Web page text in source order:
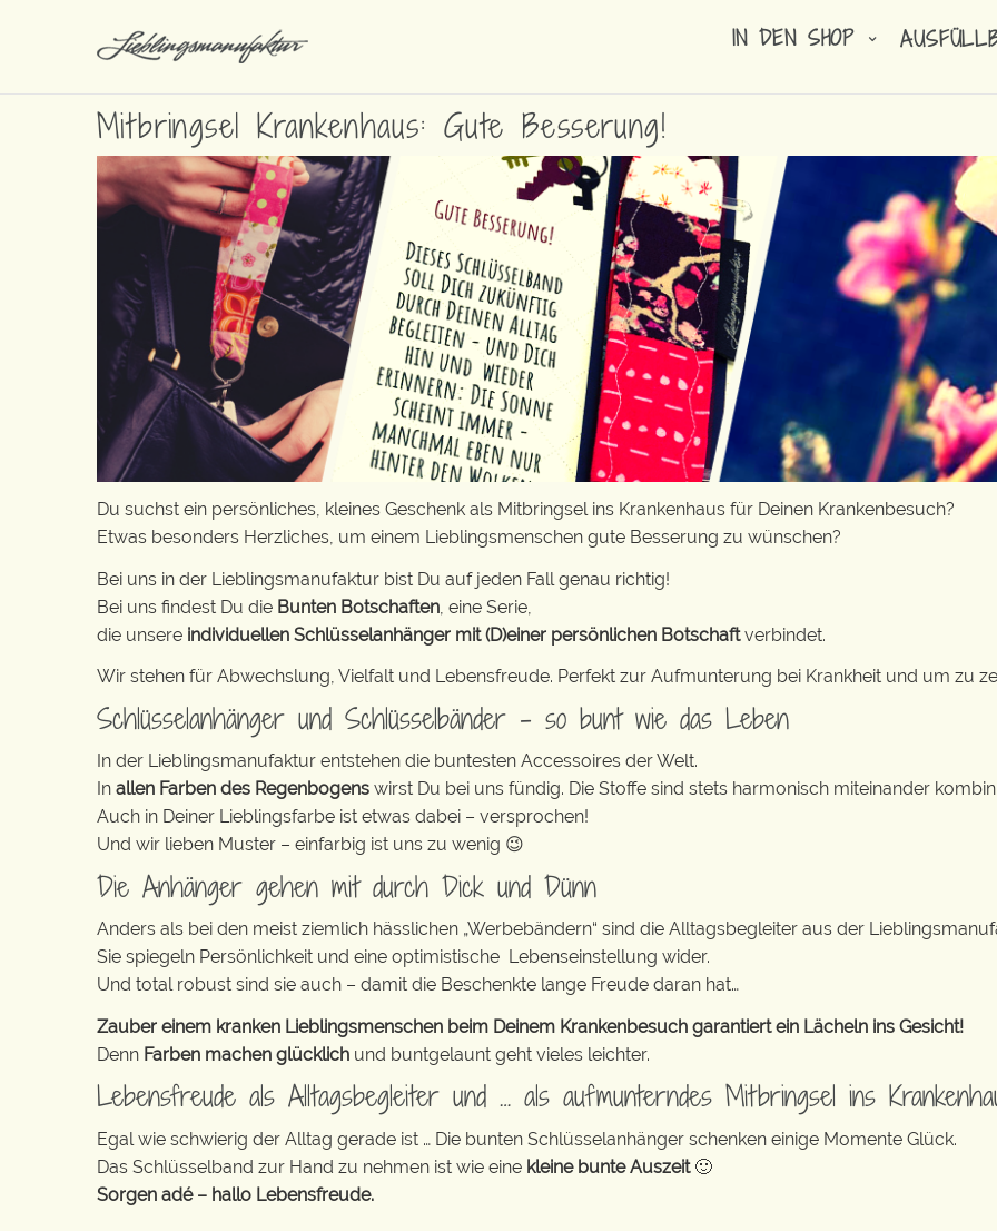
IN DEN SHOP
Mitbringsel Krankenhaus: Gute Besserung!
Du suchst ein persönliches, kleines Geschenk als Mitbringsel ins Krankenhaus für Deinen Krankenbesuch?
Etwas besonders Herzliches, um einem Lieblingsmenschen gute Besserung zu wünschen?
Bei uns in der Lieblingsmanufaktur bist Du auf jeden Fall genau richtig!
Bei uns findest Du die Bunten Botschaften , eine Serie,
die unsere individuellen Schlüsselanhänger mit (D)einer persönlichen Botschaftverbindet.
Wir stehen für Abwechslung, Vielfalt und Lebensfreude. Perfekt zur Aufmunterung bei Krankheit und um zu
Schlüsselanhänger und Schlüsselbänder – so bunt wie das Leben
In der Lieblingsmanufaktur entstehen die buntesten Accessoires der Welt.
In allen Farben des Regenbogens wirst Du bei uns fündig. Die Stoffe sind stets harmonisch miteinander
Auch in Deiner Lieblingsfarbe ist etwas dabei – versprochen!
Und wir lieben Muster – einfarbig ist uns zu wenig 😉
Die Anhänger gehen mit durch Dick und Dünn
Anders als bei den meist ziemlich hässlichen „Werbebändern“ sind die Alltagsbegleiter aus der
Sie spiegeln Persönlichkeit und eine optimistische Lebenseinstellung wider.
Und total robust sind sie auch – damit die Beschenkte lange Freude daran hat…
Zauber einem kranken Lieblingsmenschen beim Deinem Krankenbesuch garantiert ein Lächeln ins Gesicht!
Denn Farben machen glücklich und buntgelaunt geht vieles leichter.
Lebensfreude als Alltagsbegleiter und … als aufmunterndes Mitbringsel ins
Egal wie schwierig der Alltag gerade ist … Die bunten Schlüsselanhänger schenken einige Momente Glück.
Das Schlüsselband zur Hand zu nehmen ist wie eine kleine bunte Auszeit🙂
Sorgen adé – hallo Lebensfreude.